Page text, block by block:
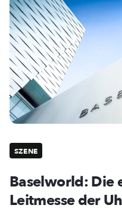
SZENE
Baselworld: Die
Leitmesse der